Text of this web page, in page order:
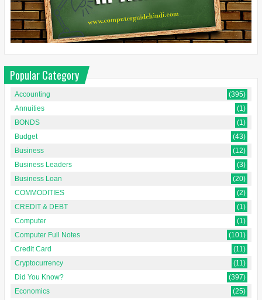
Popular Category
Accounting
(395)
Annuities
(1)
BONDS
(1)
Budget
(43)
Business
(12)
Business Leaders
(3)
Business Loan
(20)
COMMODITIES
(2)
CREDIT & DEBT
(1)
Computer
(1)
Computer Full Notes
(101)
Credit Card
(11)
Cryptocurrency
(11)
Did You Know?
(397)
Economics
(25)